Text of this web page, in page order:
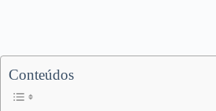
Conteúdos